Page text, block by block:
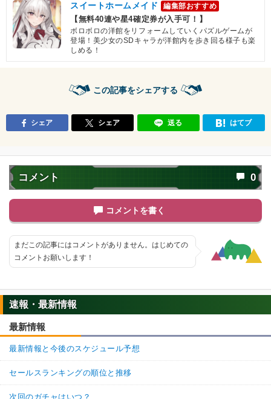
スイートホームメイド 編集部おすすめ
【無料40連や星4確定券が入手可！】
ボロボロの洋館をリフォームしていくパズルゲームが
登場！美少女のSDキャラが洋館内を歩き回る様子も楽
しめる！
この記事をシェアする
シェア シェア 送る はてブ
コメント 0
コメントを書く
まだこの記事にはコメントがありません。はじめての
コメントお願いします！
速報・最新情報
最新情報
最新情報と今後のスケジュール予想
セールスランキングの順位と推移
次回のガチャはいつ？